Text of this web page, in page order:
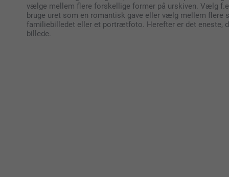
vælge mellem flere forskellige former på urskiven. Vælg
bruge uret som en romantisk gave eller vælg mellem flere
familiebilledet eller et portrætfoto. Herefter er det eneste,
billede.